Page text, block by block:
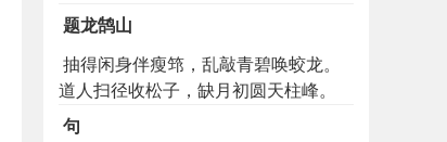
永，云卷长天圣日高。未会汉家青史
题龙鹄山
抽得闲身伴瘦筇，乱敲青碧唤蛟龙。
道人扫径收松子，缺月初圆天柱峰。
句